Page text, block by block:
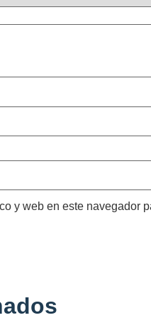
y web en este navegador